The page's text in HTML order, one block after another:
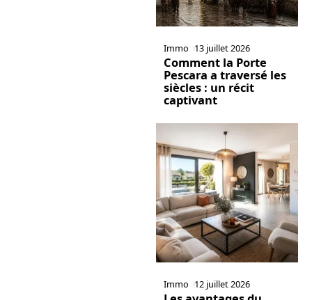
Immo 13 juillet 2026
Comment la Porte
Pescara a traversé les
siècles : un récit
captivant
Immo 12 juillet 2026